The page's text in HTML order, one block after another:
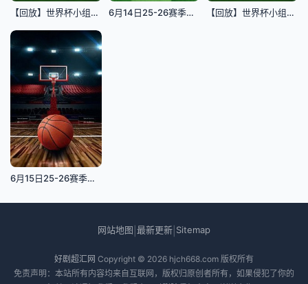
【回放】世界杯小组赛 奥地利VS约旦 6月14日25-26赛季广东省城市足球超级联赛 湛江VS阳江 【回放】世界杯小组赛 荷兰VS日本
6月15日25-26赛季全国青年篮球联赛男子组决赛 江苏肯帝亚84VS89苏科雄狮
网站地图 最新更新 Sitemap
好剧超汇网 Copyright © 2026 hjch668.com 版权所有
免责声明：本站所有内容均来自互联网，版权归原创者所有，如果侵犯了你的